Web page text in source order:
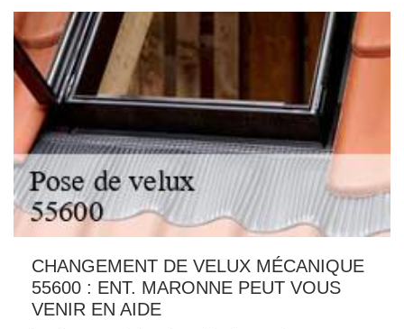
CHANGEMENT DE VELUX MÉCANIQUE
55600 : ENT. MARONNE PEUT VOUS
VENIR EN AIDE